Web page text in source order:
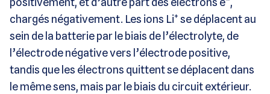
chargés négativement. Les ions Li+ se déplacent au
sein de la batterie par le biais de l’électrolyte, de
l’électrode négative vers l’électrode positive,
tandis que les électrons quittent se déplacent dans
le même sens, mais par le biais du circuit extérieur.